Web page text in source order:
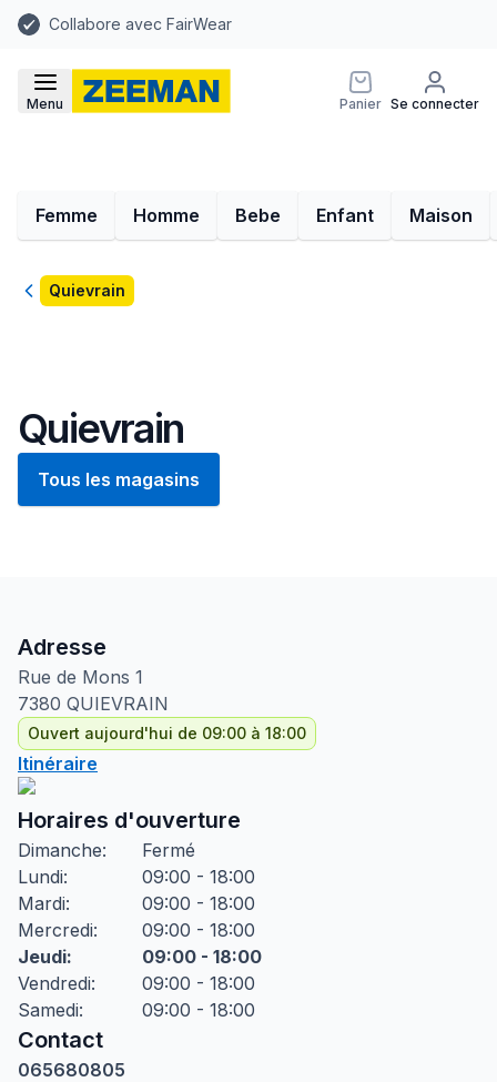
Collabore avec FairWear
Menu Panier Se connecter
Femme Homme Bebe Enfant Maison
RetourQuievrain
Quievrain
Tous les magasins
Adresse
Rue de Mons 1
7380 QUIEVRAIN
Ouvert aujourd'hui de 09:00 à 18:00
Itinéraire
Horaires d'ouverture
Dimanche:
Fermé
Lundi:
09:00 - 18:00
Mardi:
09:00 - 18:00
Mercredi:
09:00 - 18:00
Jeudi:
09:00 - 18:00
Vendredi:
09:00 - 18:00
Samedi: 09:00 - 18:00
Contact
065680805